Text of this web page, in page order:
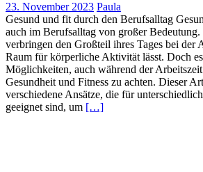
23. November 2023 Paula
Gesund und fit durch den Berufsalltag
auch im Berufsalltag von großer
verbringen den Großteil ihres Tages bei der
Raum für körperliche Aktivität lässt. Doch
Möglichkeiten, auch während der
Gesundheit und Fitness zu achten. Dieser
verschiedene Ansätze, die für
geeignet sind, um […]